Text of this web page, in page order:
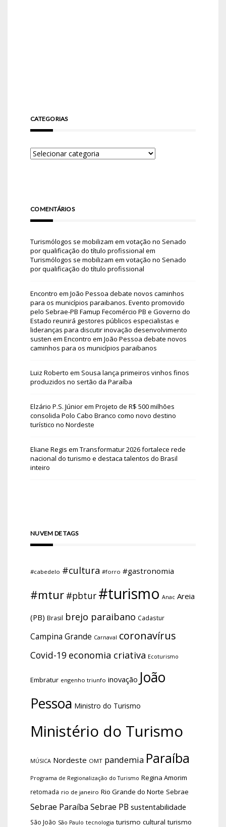
CATEGORIAS
COMENTÁRIOS
Turismólogos se mobilizam em votação no Senado
por qualificação do título profissional em
Turismólogos se mobilizam em votação no Senado
por qualificação do título profissional
Encontro em João Pessoa debate novos caminhos
para os municípios paraibanos. Evento promovido
pelo Sebrae-PB Famup Fecomércio PB e Governo do
Estado reunirá gestores públicos especialistas e
lideranças para discutir inovação desenvolvimento
susten em Encontro em João Pessoa debate novos
caminhos para os municípios paraibanos
Luiz Roberto em Sousa lança primeiros vinhos finos
produzidos no sertão da Paraíba
Elzário P.S. Júniorem Projeto de R$ 500 milhões
consolida Polo Cabo Branco como novo destino
turístico no Nordeste
Eliane Regis em Transformatur 2026 fortalece rede
nacional do turismo e destaca talentos do Brasil
inteiro
NUVEM DE TAGS
#cabedelo #cultura #forro #gastronomia
#mtur #pbtur #turismo Anac Areia
(PB) Brasil brejo paraibano Cadastur
Campina Grande Carnaval coronavírus
Covid-19 economia criativa Ecoturismo
Embratur engenho triunfo inovação João
Pessoa Ministro do Turismo
Ministério do Turismo
MÚSICA Nordeste OMT pandemia Paraíba
Programa de Regionalização do Turismo Regina Amorim
retomada rio de janeiro Rio Grande do Norte Sebrae
Sebrae Paraíba Sebrae PB sustentabilidade
São João São Paulo tecnologia turismo cultural turismo